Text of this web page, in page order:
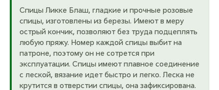
Спицы Ликке Блаш, гладкие и прочные розовые
спицы, изготовлены из березы. Имеют в меру
острый кончик, позволяют без труда подцеплять
любую пряжу. Номер каждой спицы выбит на
патроне, поэтому он не сотрется при
эксплуатации. Спицы имеют плавное соединение
с леской, вязание идет быстро и легко. Леска не
крутится в отверстии спицы, она зафиксирована.